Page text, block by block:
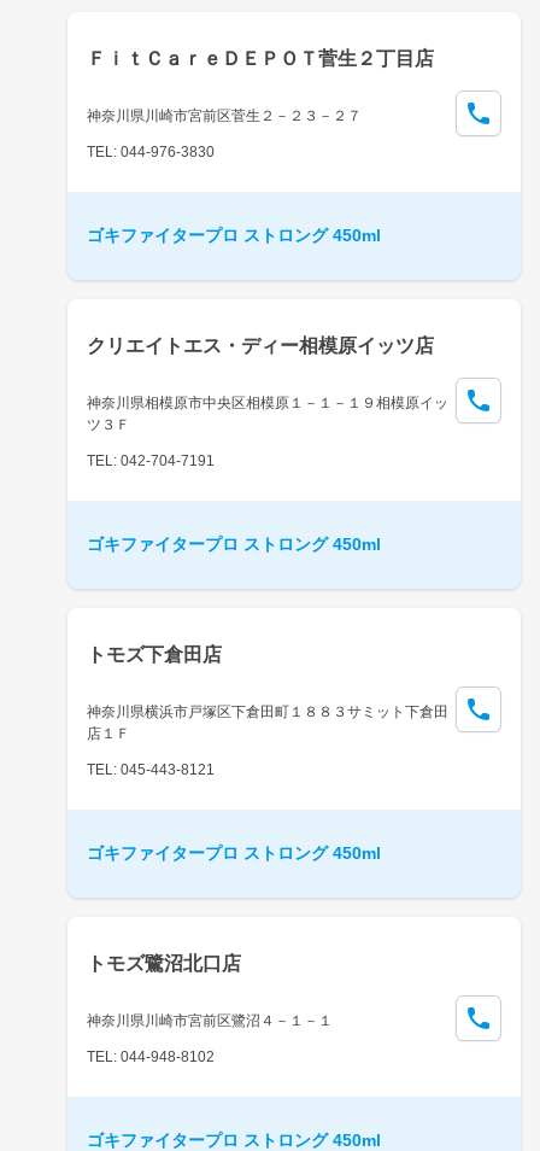
ＦｉｔＣａｒｅＤＥＰＯＴ菅生２丁目店
神奈川県川崎市宮前区菅生２－２３－２７
TEL: 044-976-3830
ゴキファイタープロ ストロング 450ml
クリエイトエス・ディー相模原イッツ店
神奈川県相模原市中央区相模原１－１－１９相模原イッ
ツ３Ｆ
TEL: 042-704-7191
ゴキファイタープロ ストロング 450ml
トモズ下倉田店
神奈川県横浜市戸塚区下倉田町１８８３サミット下倉田
店１Ｆ
TEL: 045-443-8121
ゴキファイタープロ ストロング 450ml
トモズ鷺沼北口店
神奈川県川崎市宮前区鷺沼４－１－１
TEL: 044-948-8102
ゴキファイタープロ ストロング 450ml